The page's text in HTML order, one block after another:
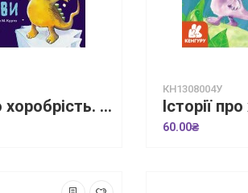
Історії про хоробрість. Історія про дракончика Піро, який подолав страх темряви
КН1308004У
60.00₴